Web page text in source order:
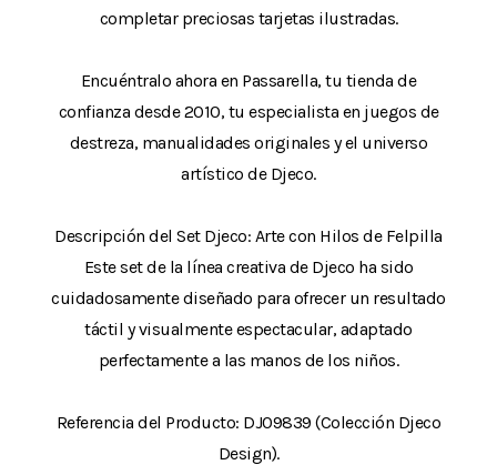
completar preciosas tarjetas ilustradas.
Encuéntralo ahora en Passarella, tu tienda de
confianza desde 2010, tu especialista en juegos de
destreza, manualidades originales y el universo
artístico de Djeco.
Descripción del Set Djeco: Arte con Hilos de Felpilla
Este set de la línea creativa de Djeco ha sido
cuidadosamente diseñado para ofrecer un resultado
táctil y visualmente espectacular, adaptado
perfectamente a las manos de los niños.
Referencia del Producto: DJ09839 (Colección Djeco
Design).